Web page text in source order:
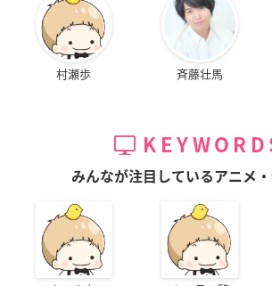
村瀬歩 斉藤壮馬
みんなが注目しているアニメ